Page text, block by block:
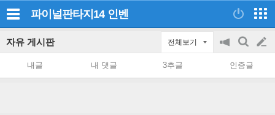
파이널판타지14 인벤
자유 게시판 전체보기
공
on/off
검
색
글
쓰
내글 내 댓글 3추글 인증글